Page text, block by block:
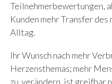
Teilnehmerbewertungen,
Kunden mehr Transfer des
Alltag.
Ihr Wunsch nach mehr
Herzensthemas; mehr
zu verändern, ist greifbar